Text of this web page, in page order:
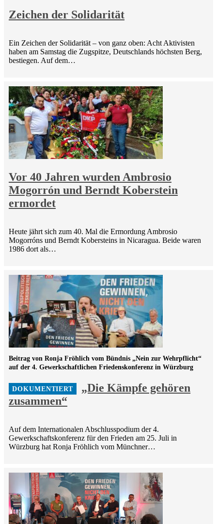
Zeichen der Solidarität
Ein Zeichen der Solidarität – von ganz oben: Acht Aktivisten
haben am Samstag die Zugspitze, Deutschlands höchsten Berg,
bestiegen. Auf dem…
Vor 40 Jahren wurden Ambrosio
Mogorrón und Berndt Koberstein
ermordet
Heute jährt sich zum 40. Mal die Ermordung Ambrosio
Mogorróns und Berndt Kobersteins in Nicaragua. Beide waren
1986 dort als…
„Die Kämpfe gehören
zusammen“
Beitrag von Ronja Fröhlich vom Bündnis „Nein zur Wehrpflicht“
auf der 4. Gewerkschaftlichen Friedenskonferenz in Würzburg
Auf dem Internationalen Abschlusspodium der 4.
Gewerkschaftskonferenz für den Frieden am 25. Juli in
Würzburg hat Ronja Fröhlich vom Münchner…